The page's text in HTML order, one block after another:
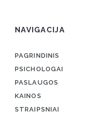
NAVIGACIJA
PAGRINDINIS
PSICHOLOGAI
PASLAUGOS
KAINOS
STRAIPSNIAI